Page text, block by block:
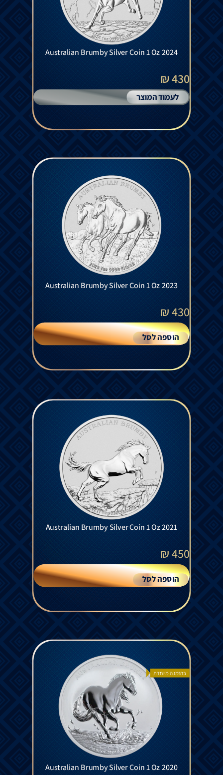
Australian Brumby Silver Coin 1 Oz 2024
430 ₪
לעמוד המוצר
Australian Brumby Silver Coin 1 Oz 2023
430
₪
הוספה לסל
Australian Brumby Silver Coin 1 Oz 2021
450
₪
הוספה לסל
בהזמנה מיוחדת
Australian Brumby Silver Coin 1 Oz 2020